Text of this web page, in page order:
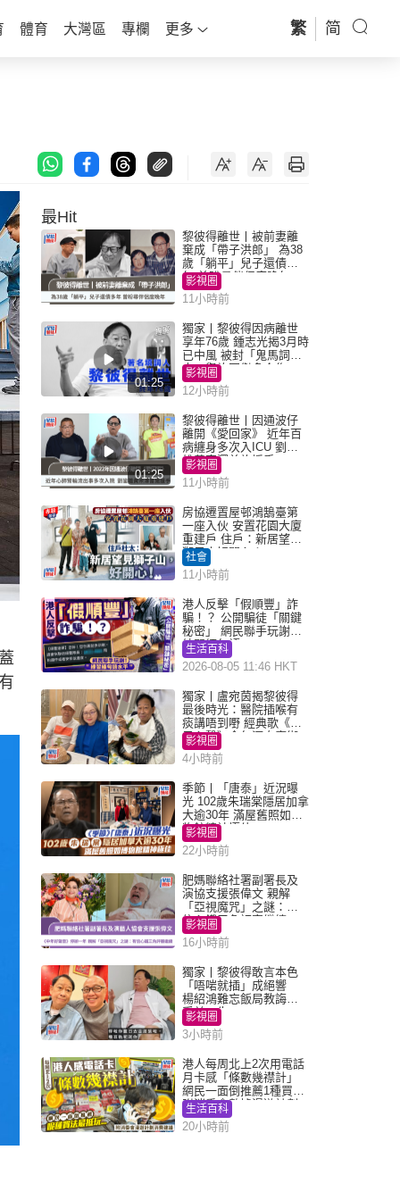
體育 大灣區 專欄 更多 繁 简
最Hit
黎彼得離世丨被前妻離
棄成「帶子洪郎」 為38
歲「躺平」兒子還債多
年 曾盼尋伴侶度晚年
影視圈
11小時前
01:25
獨家丨黎彼得因病離世
享年76歲 鍾志光揭3月時
已中風 被封「鬼馬詞
人」與許冠傑多合作
影視圈
12小時前
01:25
黎彼得離世丨因通波仔
離開《愛回家》 近年百
病纏身多次入ICU 劉鑾
雄黃宗澤曾施援手
影視圈
11小時前
房協遷置屋邨鴻鵠臺第
一座入伙 安置花園大廈
重建戶 住戶：新居望見
獅子山好開心！
社會
11小時前
港人反擊「假順豐」詐
騙！？ 公開騙徒「關鍵
秘密」 網民聯手玩謝：
練習緬甸語
生活百科
2026-08-05 11:46 HKT
獨家丨盧宛茵揭黎彼得
最後時光：醫院插喉有
痰講唔到嘢 經典歌《浪
子心聲》金句源自廟街
睇相佬
影視圈
4小時前
季節丨「唐泰」近況曝
光 102歲朱瑞棠隱居加拿
大逾30年 滿屋舊照如博
物館精神極佳
影視圈
22小時前
肥媽聯絡社署副署長及
演協支援張偉文 親解
「亞視魔咒」之謎：有
信心鐵三角評審繼續
影視圈
16小時前
獨家丨黎彼得敢言本色
「唔啱就插」成絕響
楊紹鴻難忘飯局教誨：
受益一生
影視圈
3小時前
港人每周北上2次用電話
月卡感「條數幾襟計」
網民一面倒推薦1種買法
附消委會數據漫遊計劃
消費提示
生活百科
20小時前